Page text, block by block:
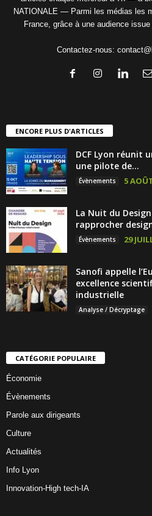
NATIONALE — Parmi les médias les
France, grâce à une audience
Contactez-nous:
ENCORE PLUS D'ARTICLES
DCF Lyon réunit
une pilote de...
Évènements 5
La Nuit du
rapprocher
Évènements 29
Sanofi appelle
excellence
industrielle
Analyse / Décryptage
CATÉGORIE POPULAIRE
Économie
Évènements
Parole aux dirigeants
Culture
Actualités
Info Lyon
Innovation-High tech-IA